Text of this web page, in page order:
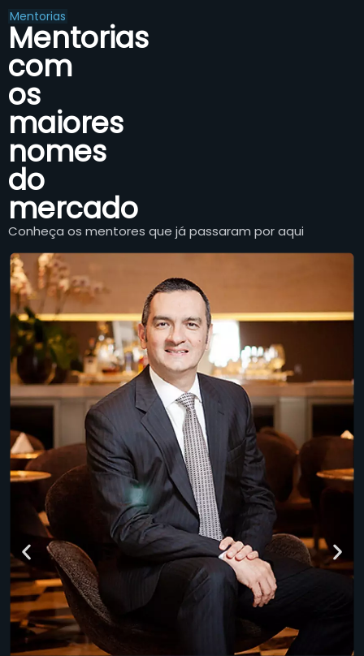
Mentorias
Mentorias
com
os
maiores
nomes
do
mercado
Conheça os mentores que já passaram por aqui